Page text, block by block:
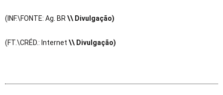
(INF.\FONTE: Ag. BR \\ Divulgação)
(FT.\CRÉD.: Internet \\ Divulgação)